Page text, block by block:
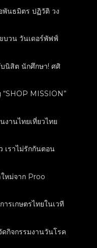
พันธมิตร ปฏิวัติ วง
บวน วันเดอร์พัฟฟ์
นิสิต นักศึกษา! ศศิ
MISSION”
านไทยเที่ยวไทย
เราไม่รักกันตอน
ใหม่จาก Proo
รเกษตรไทยในเวที
กิจกรรมงานวันโรค